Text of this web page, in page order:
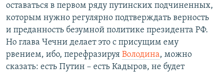
оставаться в первом ряду путинских подчиненных,
которым нужно регулярно подтверждать верность
и преданность безумной политике президента РФ.
Но глава Чечни делает это с присущим ему
рвением, ибо, перефразируя Володина, можно
сказать: есть Путин – есть Кадыров, не будет